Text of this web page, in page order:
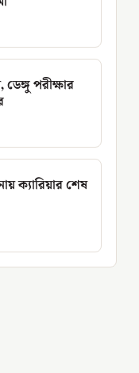
পরীক্ষার
ক্যারিয়ার শেষ